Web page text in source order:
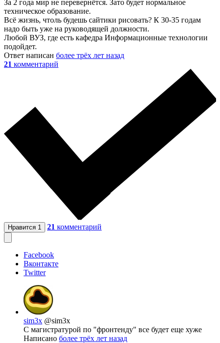
За 2 года мир не перевернётся. Зато будет нормальное
техническое образование.
Всё жизнь, чтоль будешь сайтики рисовать? К 30-35 годам
надо быть уже на руководящей должности.
Любой ВУЗ, где есть кафедра Информационные технологии
подойдет.
Ответ написан более трёх лет назад
21 комментарий
Нравится 1 21 комментарий
Facebook
Вконтакте
Twitter
sim3x @sim3x
С магистратурой по "фронтенду" все будет еще хуже
Написано более трёх лет назад